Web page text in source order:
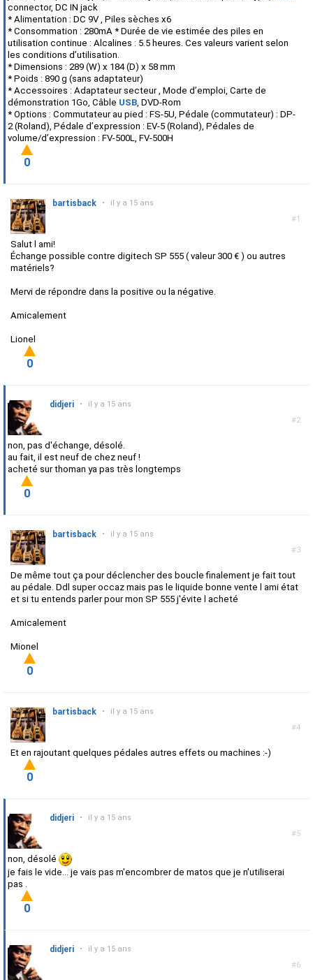
connector, DC IN jack
* Alimentation : DC 9V , Piles sèches x6
* Consommation : 280mA * Durée de vie estimée des piles en
utilisation continue : Alcalines : 5.5 heures. Ces valeurs varient selon
les conditions d’utilisation.
* Dimensions : 289 (W) x 184 (D) x 58 mm
* Poids : 890 g (sans adaptateur)
* Accessoires : Adaptateur secteur , Mode d’emploi, Carte de
démonstration 1Go, Câble USB, DVD-Rom
* Options : Commutateur au pied : FS-5U, Pédale (commutateur) : DP-
2 (Roland), Pédale d’expression : EV-5 (Roland), Pédales de
volume/d’expression : FV-500L, FV-500H
0
#1
bartisback • il y a 15 ans
Salut l ami!
Échange possible contre digitech SP 555 ( valeur 300 € ) ou autres
matériels?
Mervi de répondre dans la positive ou la négative.
Amicalement
Lionel
0
#2
didjeri • il y a 15 ans
non, pas d'échange, désolé.
au fait, il est neuf de chez neuf !
acheté sur thoman ya pas très longtemps
0
#3
bartisback • il y a 15 ans
De même tout ça pour déclencher des boucle finalement je fait tout
au pédale. Ddl super occaz mais pas le liquide bonne vente l ami état
et si tu entends parler pour mon SP 555 j'évite l acheté
Amicalement
Mionel
0
#4
bartisback • il y a 15 ans
Et en rajoutant quelques pédales autres effets ou machines :-)
0
#5
didjeri • il y a 15 ans
non, désolé
je fais le vide... je vais pas m'encombrer de matos que je n'utiliserai
pas .
0
#6
didjeri • il y a 15 ans